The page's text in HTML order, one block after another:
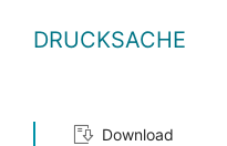
DRUCKSACHE
Download